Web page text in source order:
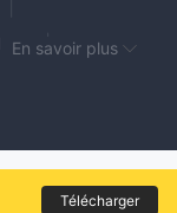
En savoir plus
Télécharger